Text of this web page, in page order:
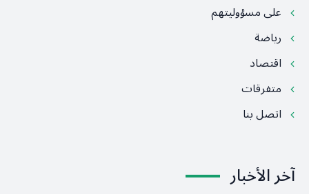
على مسؤوليتهم
رياضة
اقتصاد
متفرقات
اتصل بنا
آخر الأخبار